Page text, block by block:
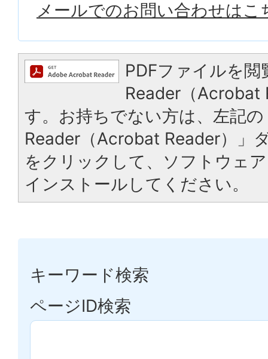
メールでのお問い合わせはこ
PDFファイルを
Reader（Acrobat
す。お持ちでない方は、左記
Reader（Acrobat Reader）」
をクリックして、ソフトウェ
インストールしてください。
キーワード検索
ページID検索